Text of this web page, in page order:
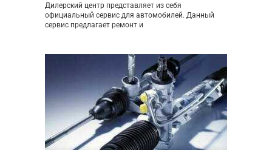
Дилерский центр представляет из себя
официальный сервис для автомобилей. Данный
сервис предлагает ремонт и